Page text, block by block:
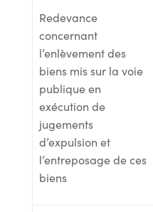
Redevance
concernant
l’enlèvement des
biens mis sur la voie
publique en
exécution de
jugements
d’expulsion et
l’entreposage de ces
biens